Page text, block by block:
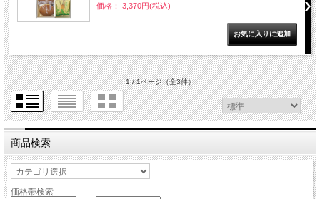
価格： 3,370円(税込)
1 / 1ページ（全3件）
商品検索
価格帯検索